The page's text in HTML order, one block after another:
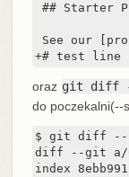
## Starter
See our
+# test line
oraz git diff
do poczekalni(--
$ git diff --
diff --git a/
index